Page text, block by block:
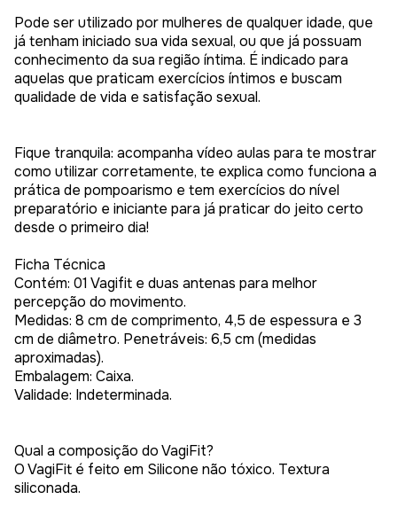
Pode ser utilizado por mulheres de qualquer idade, que
já tenham iniciado sua vida sexual, ou que já possuam
conhecimento da sua região íntima. É indicado para
aquelas que praticam exercícios íntimos e buscam
qualidade de vida e satisfação sexual.
Fique tranquila: acompanha vídeo aulas para te mostrar
como utilizar corretamente, te explica como funciona a
prática de pompoarismo e tem exercícios do nível
preparatório e iniciante para já praticar do jeito certo
desde o primeiro dia!
Ficha Técnica
Contém: 01 Vagifit e duas antenas para melhor
percepção do movimento.
Medidas: 8 cm de comprimento, 4,5 de espessura e 3
cm de diâmetro. Penetráveis: 6,5 cm (medidas
aproximadas).
Embalagem: Caixa.
Validade: Indeterminada.
Qual a composição do VagiFit?
O VagiFit é feito em Silicone não tóxico. Textura
siliconada.